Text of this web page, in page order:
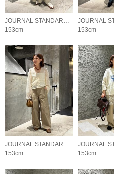
JOURNAL STANDARD LADYS
153cm
153cm
153cm
153cm